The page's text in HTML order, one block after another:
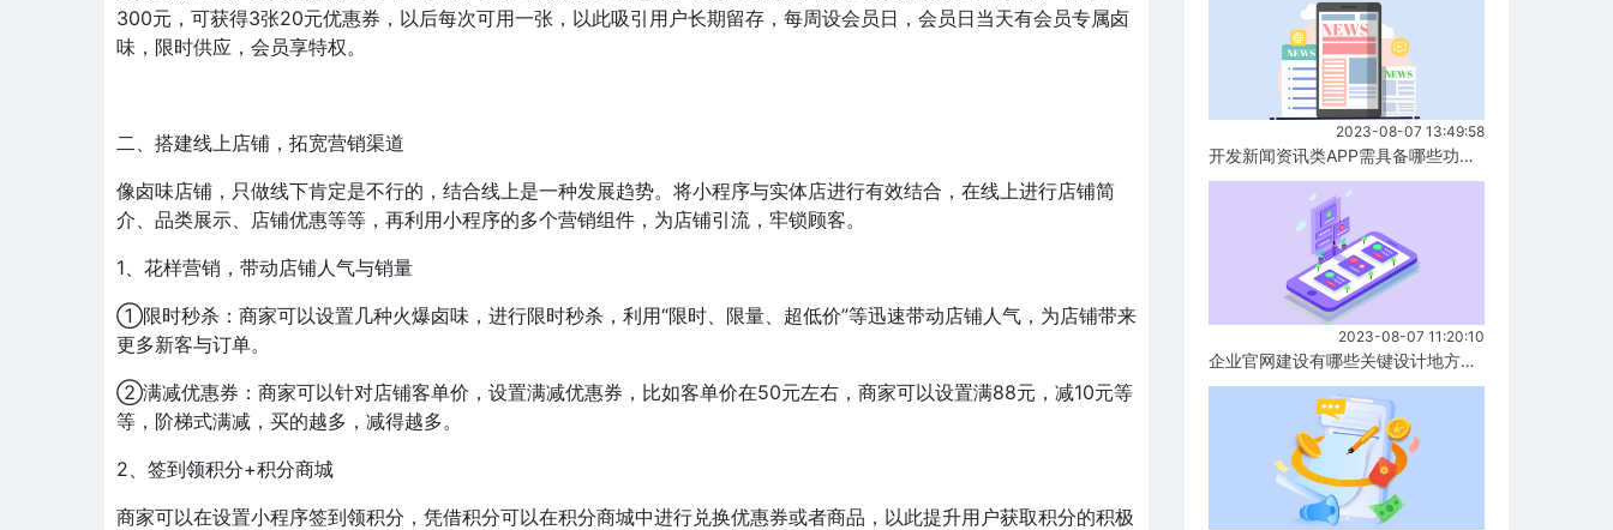
300元，可获得3张20元优惠券，以后每次可用一张，以此吸引用户长期留存，每周设会员日，会员日当天有会员专属卤
味，限时供应，会员享特权。
二、搭建线上店铺，拓宽营销渠道
像卤味店铺，只做线下肯定是不行的，结合线上是一种发展趋势。将小程序与实体店进行有效结合，在线上进行店铺简
介、品类展示、店铺优惠等等，再利用小程序的多个营销组件，为店铺引流，牢锁顾客。
1、花样营销，带动店铺人气与销量
①限时秒杀：商家可以设置几种火爆卤味，进行限时秒杀，利用“限时、限量、超低价”等迅速带动店铺人气，为店铺带来
更多新客与订单。
②满减优惠券：商家可以针对店铺客单价，设置满减优惠券，比如客单价在50元左右，商家可以设置满88元，减10元等
等，阶梯式满减，买的越多，减得越多。
2、签到领积分+积分商城
商家可以在设置小程序签到领积分，凭借积分可以在积分商城中进行兑换优惠券或者商品，以此提升用户获取积分的积极
2023-08-07 13:49:58
开发新闻资讯类APP需具备哪些功能？...
2023-08-07 11:20:10
企业官网建设有哪些关键设计地方要注意？...